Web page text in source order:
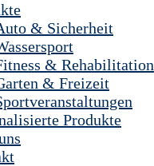
& Sicherheit
& Rehabilitation
& Freizeit
Produkte